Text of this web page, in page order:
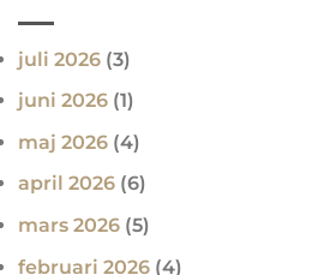
juli 2026 (3)
juni 2026 (1)
maj 2026 (4)
april 2026 (6)
mars 2026 (5)
februari 2026 (4)